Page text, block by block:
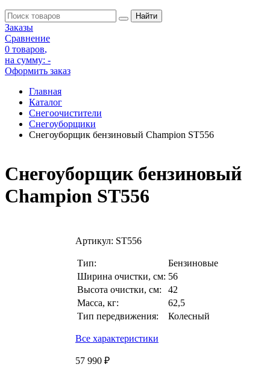
Заказы
Сравнение
0 товаров,
на сумму: -
Оформить заказ
Главная
Каталог
Снегоочистители
Снегоуборщики
Снегоуборщик бензиновый Champion ST556
Снегоуборщик бензиновый
Champion ST556
Артикул: ST556
Тип:
Бензиновые
Ширина очистки, см: 56
Высота очистки, см:
42
Масса, кг:
62,5
Тип передвижения:
Колесный
Все характеристики
57 990 ₽